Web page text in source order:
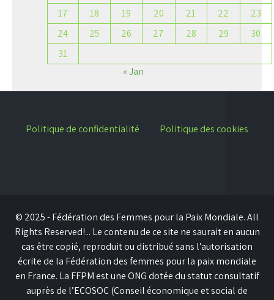
17
18 19 20 21 22
23
24
25 26 27 28 29
30
31
« Jan
Politique de confidentialité Politique des cookies
© 2025 - Fédération des Femmes pour la Paix Mondiale. All
Rights Reserved!... Le contenu de ce site ne saurait en aucun
cas être copié, reproduit ou distribué sans l’autorisation
écrite de la Fédération des femmes pour la paix mondiale
en France. La FFPM est une ONG dotée du statut consultatif
auprès de l’ECOSOC (Conseil économique et social de